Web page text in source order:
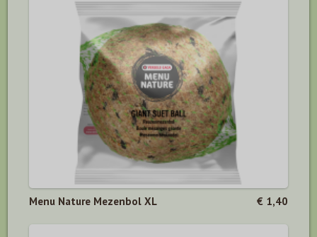
Menu Nature Mezenbol XL € 1,40